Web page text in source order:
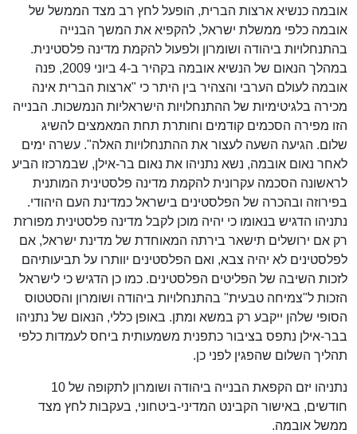
אובמה כנשיא ארצות הברית, הופעל לחץ רב מצד הממשל של
אובמה כלפי ממשלת ישראל, להקפיא את המשך הבנייה
בהתנחלויות ביהודה ושומרון ולפעול להקמת מדינה פלסטינית.
במהלך הנאום של הנשיא אובמה בקהיר ב-4 ביוני 2009, פנה
אובמה לעולם הערבי והצהיר בין היתר כי "ארצות הברית אינה
מכירה בלגיטימיות של ההתנחלויות הישראליות הנמשכות. הבנייה
הזו מפירה הסכמים קודמים וחותרת תחת המאמצים להשיג
שלום. הגיעה השעה לעצור את ההתנחלויות האלה". עשרה ימים
לאחר נאום אובמה, נשא נתניהו את נאום בר-אילן, שבמרכזו הביע
לראשונה הסכמה עקרונית להקמת מדינה פלסטינית המותנית
בפירוזה ובהכרה של הפלסטינים בישראל כמדינת העם היהודי.
נתניהו הדגיש בנאומו כי יהיה מוכן לקבל מדינה פלסטינית מפורזת
רק אם ירושלים תישאר בירתה המאוחדת של מדינת ישראל, אם
לפלסטינים לא יהיה צבא, ואם הפלסטינים יוותרו על תביעותיהם
לזכות השיבה של הפליטים הפלסטינים. כמו כן הדגיש כי לישראל
הזכות ל"צמיחה טבעית" בהתנחלויות ביהודה ושומרון והסטטוס
הסופי שלהן ייקבע רק במשא ומתן. באופן כללי, הנאום של נתניהו
בבר-אילן נתפס בציבור כתפנית משמעותית ביחס לעמדות כלפי
תהליך השלום שהפגין לפני כן.
נתניהו יזם הקפאת הבנייה ביהודה ושומרון לתקופה של 10
חודשים, באישור הקבינט המדיני-ביטחוני, בעקבות לחץ מצד
ממשל אובמה.